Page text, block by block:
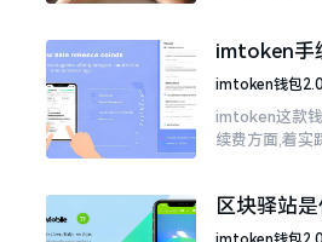
率出现的一点
imtoken手
和交易所
imtoken钱包2.0
imtoken这款
续费方面,着实
明白
区块驿站
ETH到底